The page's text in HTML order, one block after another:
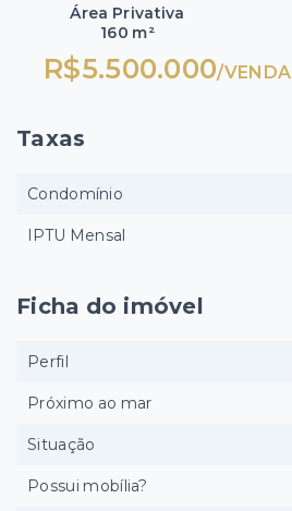
Área Privativa
160 m²
R$5.500.000/VENDA
Taxas
Condomínio
IPTU Mensal
Ficha do imóvel
Perfil
Próximo ao mar
Situação
Possui mobília?